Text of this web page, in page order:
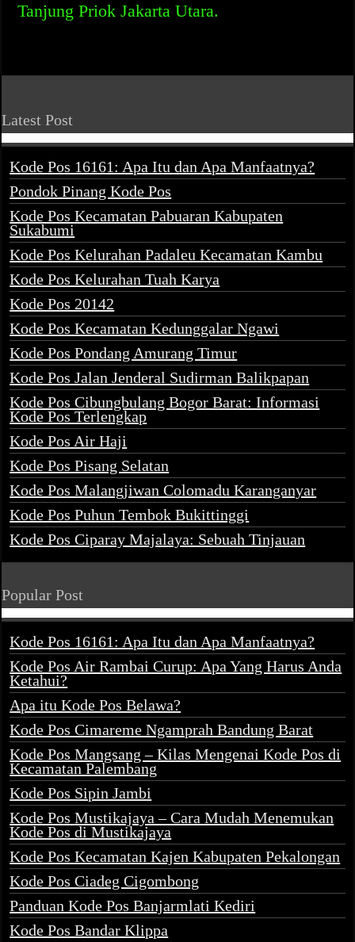
Tanjung Priok Jakarta Utara.
Latest Post
Kode Pos 16161: Apa Itu dan Apa Manfaatnya?
Pondok Pinang Kode Pos
Kode Pos Kecamatan Pabuaran Kabupaten
Sukabumi
Kode Pos Kelurahan Padaleu Kecamatan Kambu
Kode Pos Kelurahan Tuah Karya
Kode Pos 20142
Kode Pos Kecamatan Kedunggalar Ngawi
Kode Pos Pondang Amurang Timur
Kode Pos Jalan Jenderal Sudirman Balikpapan
Kode Pos Cibungbulang Bogor Barat: Informasi
Kode Pos Terlengkap
Kode Pos Air Haji
Kode Pos Pisang Selatan
Kode Pos Malangjiwan Colomadu Karanganyar
Kode Pos Puhun Tembok Bukittinggi
Kode Pos Ciparay Majalaya: Sebuah Tinjauan
Popular Post
Kode Pos 16161: Apa Itu dan Apa Manfaatnya?
Kode Pos Air Rambai Curup: Apa Yang Harus Anda
Ketahui?
Apa itu Kode Pos Belawa?
Kode Pos Cimareme Ngamprah Bandung Barat
Kode Pos Mangsang – Kilas Mengenai Kode Pos di
Kecamatan Palembang
Kode Pos Sipin Jambi
Kode Pos Mustikajaya – Cara Mudah Menemukan
Kode Pos di Mustikajaya
Kode Pos Kecamatan Kajen Kabupaten Pekalongan
Kode Pos Ciadeg Cigombong
Panduan Kode Pos Banjarmlati Kediri
Kode Pos Bandar Klippa